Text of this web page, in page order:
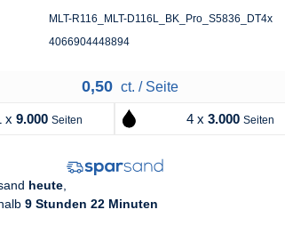
MLT-R116_MLT-D116L_BK_Pro_S5836_DT4x
4066904448894
0,50 ct. / Seite
x 9.000 Seiten 4 x 3.000 Seiten
heute
9 Stunden 22 Minuten